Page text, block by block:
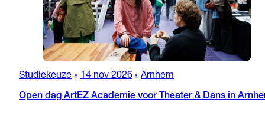
Studiekeuze • 14 nov 2026 • Arnhem
Open dag ArtEZ Academie voor Theater & Dans in